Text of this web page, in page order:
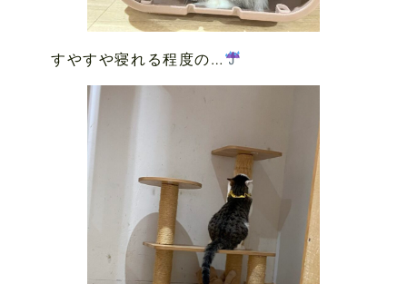
すやすや寝れる程度の…